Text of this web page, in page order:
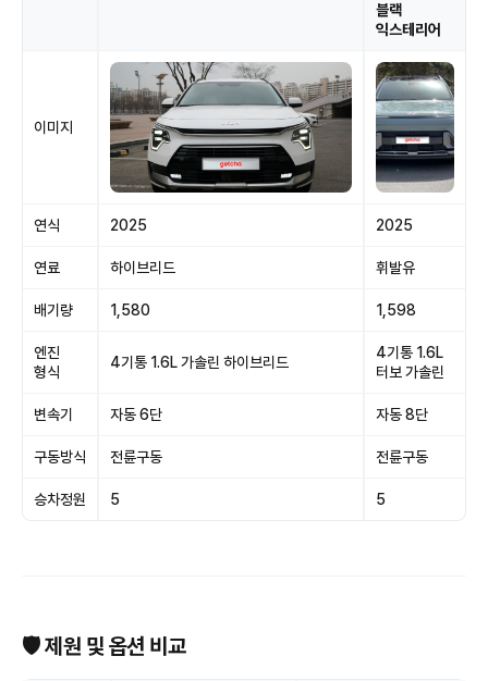
블랙
익스테리어
이미지
연식 2025 2025
연료 하이브리드 휘발유
배기량 1,580 1,598
엔진
형식
4기통 1.6L 가솔린 하이브리드
4기통 1.6L
터보 가솔린
변속기 자동 6단 자동 8단
구동방식 전륜구동 전륜구동
승차정원 5 5
🛡 제원 및 옵션 비교